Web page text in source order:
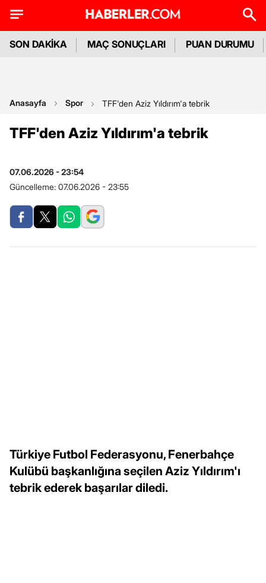
SON DAKİKA MAÇ SONUÇLARI PUAN DURUMU
Anasayfa Spor TFF'den Aziz Yıldırım'a tebrik
TFF'den Aziz Yıldırım'a tebrik
07.06.2026 - 23:54
Güncelleme: 07.06.2026 - 23:55
Türkiye Futbol Federasyonu, Fenerbahçe
Kulübü başkanlığına seçilen Aziz Yıldırım'ı
tebrik ederek başarılar diledi.